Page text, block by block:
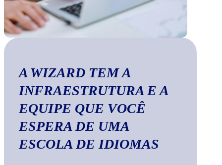
A WIZARD TEM A
INFRAESTRUTURA E A
EQUIPE QUE VOCÊ
ESPERA DE UMA
ESCOLA DE IDIOMAS